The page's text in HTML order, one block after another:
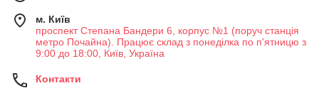
м. Київ
проспект Степана Бандери 6, корпус №1 (поруч станція
метро Почайна). Працює склад з понеділка по п'ятницю з
9:00 до 18:00, Київ, Україна
Контакти